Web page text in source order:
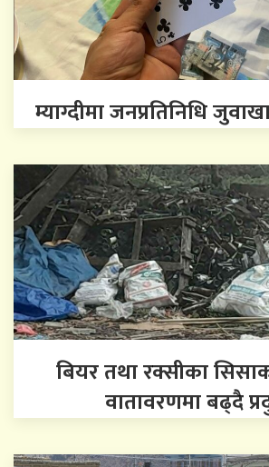
म्याग्दीमा जनप्रतिनिधि
बियर तथा रक्सीका
वातावरणमा बढ्दै